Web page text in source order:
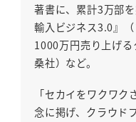
著書に、累計3万部
輸入ビジネス3.0』
1000万円売り上げ
桑社）など。
「セカイをワクワ
念に掲げ、クラウド